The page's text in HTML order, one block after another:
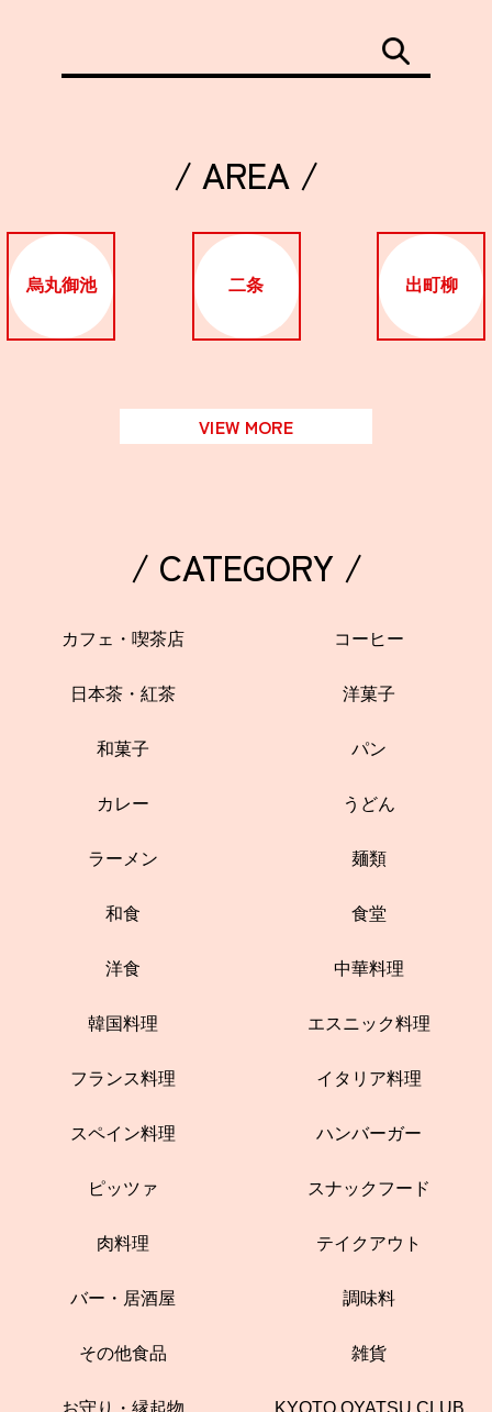
/ AREA /
烏丸御池 二条 出町柳
VIEW MORE
/ CATEGORY /
カフェ・喫茶店 コーヒー
日本茶・紅茶 洋菓子
和菓子 パン
カレー うどん
ラーメン 麺類
和食 食堂
洋食 中華料理
韓国料理 エスニック料理
フランス料理 イタリア料理
スペイン料理 ハンバーガー
ピッツァ スナックフード
肉料理 テイクアウト
バー・居酒屋 調味料
その他食品 雑貨
お守り・縁起物 KYOTO OYATSU CLUB